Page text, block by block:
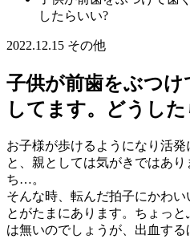
したらいい?
2022.12.15 その他
子供が前歯をぶつけ
してます。どうし
お子様が歩けるようになり活
と、親としては気がきではあ
ち…。
そんな時、転んだ拍子にかわ
とがたまにあります。ちょっ
は無いのでしょうが、出血す